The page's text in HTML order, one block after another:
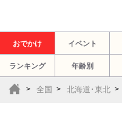
おでかけ イベント
ランキング 年齢別
全国 北海道･東北